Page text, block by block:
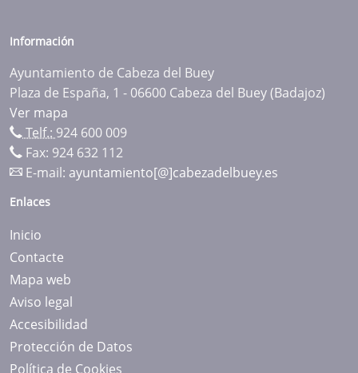
Información
Ayuntamiento de Cabeza del Buey
Plaza de España, 1 - 06600 Cabeza del Buey (Badajoz)
Ver mapa
Telf.: 924 600 009
Fax: 924 632 112
E-mail: ayuntamiento[@]cabezadelbuey.es
Enlaces
Inicio
Contacte
Mapa web
Aviso legal
Accesibilidad
Protección de Datos
Política de Cookies